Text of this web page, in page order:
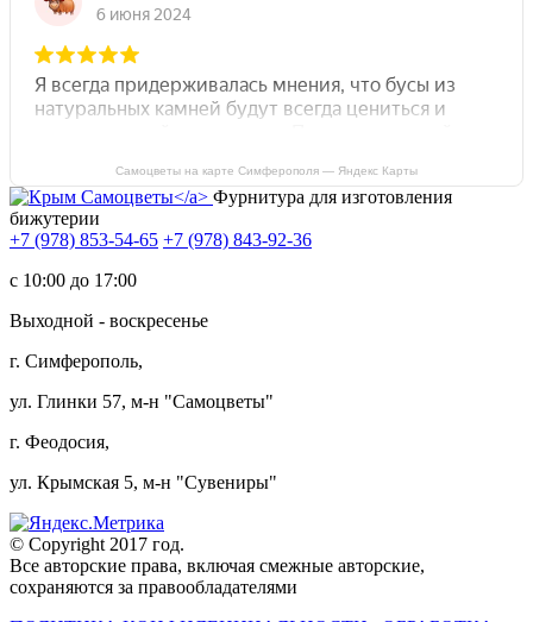
Самоцветы на карте Симферополя — Яндекс Карты
Фурнитура для изготовления
бижутерии
+7 (978) 853-54-65 +7 (978) 843-92-36
c 10:00 до 17:00
Выходной - воскресенье
г. Симферополь,
ул. Глинки 57, м-н "Самоцветы"
г. Феодосия,
ул. Крымская 5, м-н "Сувениры"
© Copyright 2017 год.
Все авторские права, включая смежные авторские,
сохраняются за правообладателями